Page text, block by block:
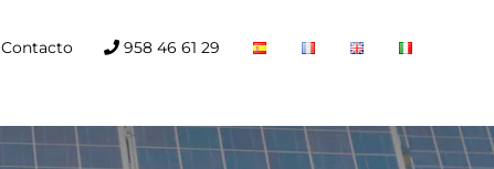
Contacto 958 46 61 29